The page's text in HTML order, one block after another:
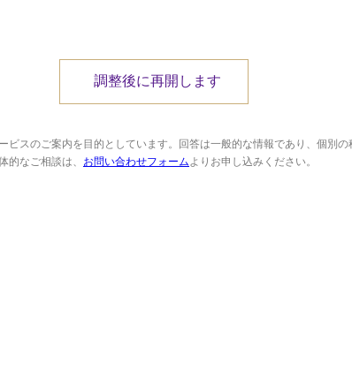
調整後に再開します
ビスのご案内を目的としています。回答は一般的な情報であり、個別の
的なご相談は、 お問い合わせフォームよりお申し込みください。